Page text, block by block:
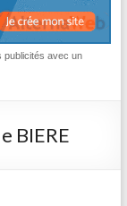
avec un
BIERE